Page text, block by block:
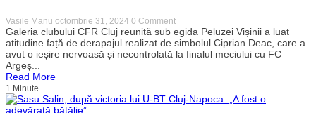
Vasile Manu octombrie 31, 2024 0 Commenton
Galeria
CFR-
ului
ia
simbol
Galeria clubului CFR Cluj reunită sub egida Peluzei Vișinii a luat
atitudine față de derapajul realizat de simbolul Ciprian Deac, care a
avut o ieșire nervoasă și necontrolată la finalul meciului cu FC
Argeș...
Read More
1 Minute